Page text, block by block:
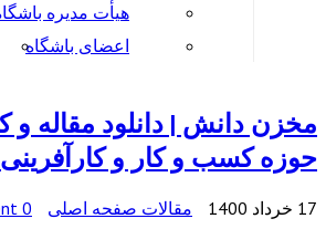
هیأت مدیره
اعضای باشگاه
مخزن دانش | دانلود مقاله و
حوزه کسب و کار و کارآفرینی
17 خرداد 1400 مقالات صفحه اصلی
0 Comment